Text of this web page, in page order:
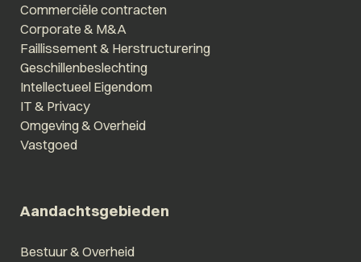
Commerciële contracten
Corporate & M&A
Faillissement & Herstructurering
Geschillenbeslechting
Intellectueel Eigendom
IT & Privacy
Omgeving & Overheid
Vastgoed
Aandachtsgebieden
Bestuur & Overheid